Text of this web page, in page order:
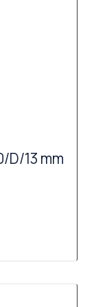
D/13 mm